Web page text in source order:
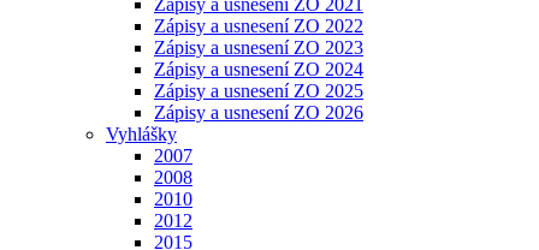
Zápisy a usnesení ZO 2022
Zápisy a usnesení ZO 2023
Zápisy a usnesení ZO 2024
Zápisy a usnesení ZO 2025
Zápisy a usnesení ZO 2026
Vyhlášky
2007
2008
2010
2012
2015